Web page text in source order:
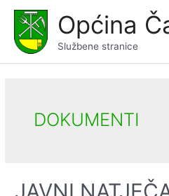
content
Općina
Službene stranice
DOKUMENTI